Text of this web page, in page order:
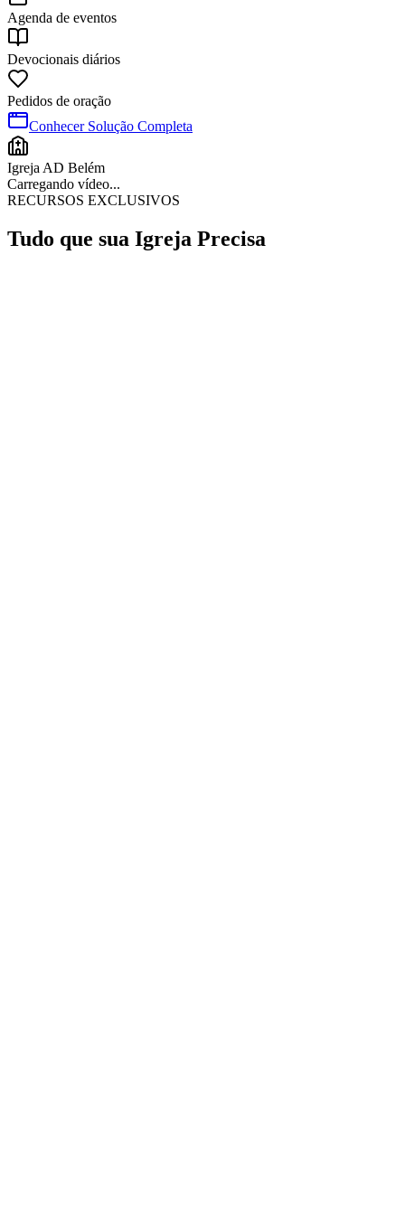
Agenda de eventos
Devocionais diários
Pedidos de oração
Conhecer Solução Completa
Igreja AD Belém
Carregando vídeo...
RECURSOS EXCLUSIVOS
Tudo que sua Igreja Precisa